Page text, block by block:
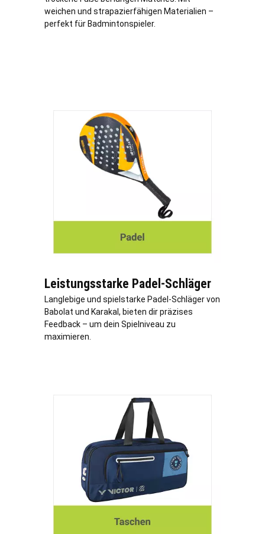
weichen und strapazierfähigen Materialien –
perfekt für Badmintonspieler.
Leistungsstarke Padel-Schläger
Langlebige und spielstarke Padel-Schläger von
Babolat und Karakal, bieten dir präzises
Feedback – um dein Spielniveau zu
maximieren.